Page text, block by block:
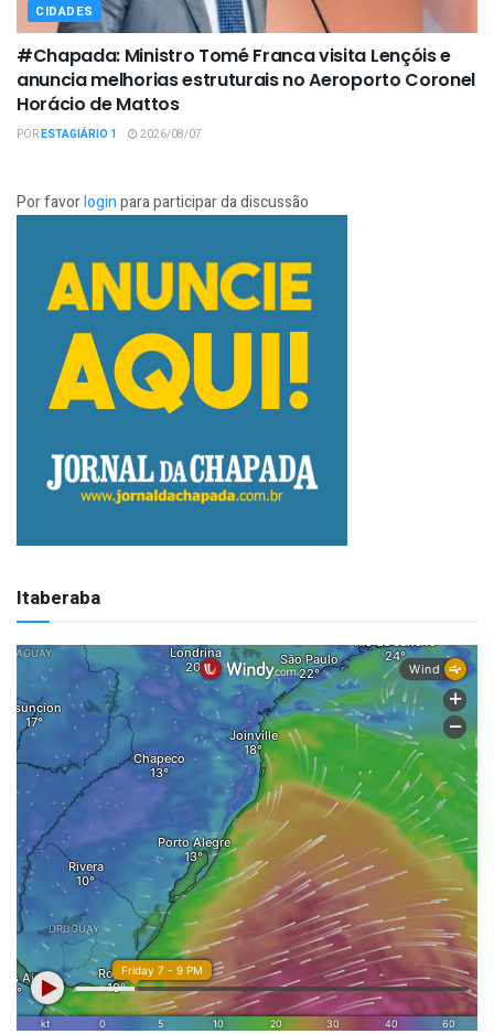
CIDADES
#Chapada: Ministro Tomé Franca visita Lençóis e
anuncia melhorias estruturais no Aeroporto Coronel
Horácio de Mattos
PORESTAGIÁRIO 1 2026/08/07
Por favorloginpara participar da discussão
Itaberaba